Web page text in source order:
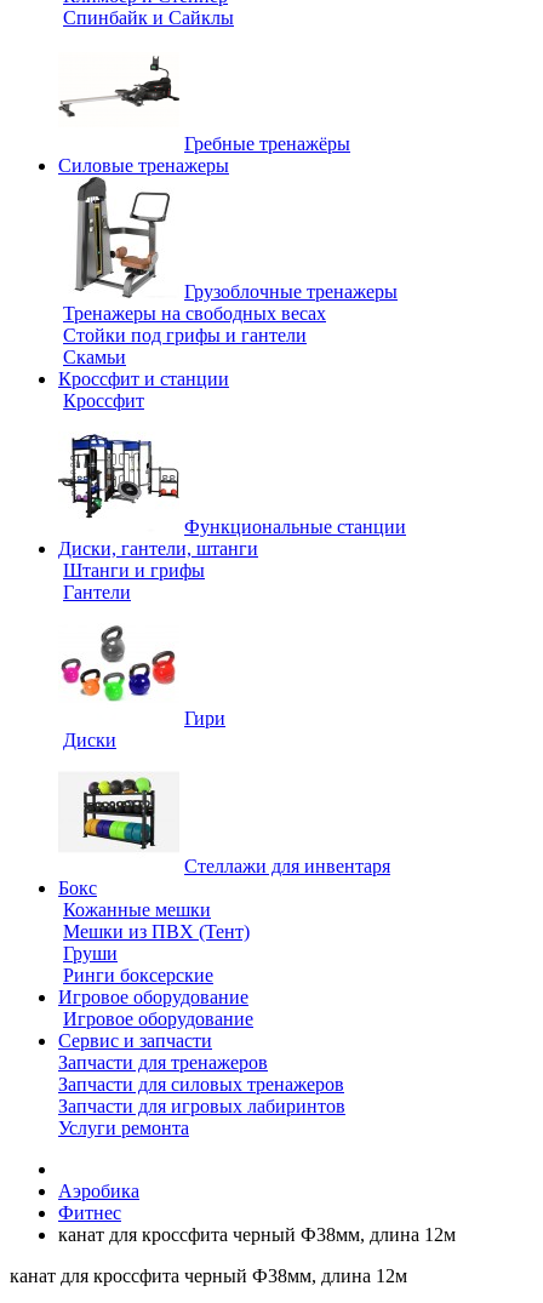
Спинбайк и Сайклы
Гребные тренажёры
Силовые тренажеры
Грузоблочные тренажеры
Тренажеры на свободных весах
Стойки под грифы и гантели
Скамьи
Кроссфит и станции
Кроссфит
Функциональные станции
Диски, гантели, штанги
Штанги и грифы
Гантели
Гири
Диски
Стеллажи для инвентаря
Бокс
Кожанные мешки
Мешки из ПВХ (Тент)
Груши
Ринги боксерские
Игровое оборудование
Игровое оборудование
Сервис и запчасти
Запчасти для тренажеров
Запчасти для силовых тренажеров
Запчасти для игровых лабиринтов
Услуги ремонта
Аэробика
Фитнес
канат для кроссфита черный Ф38мм, длина 12м
канат для кроссфита черный Ф38мм, длина 12м